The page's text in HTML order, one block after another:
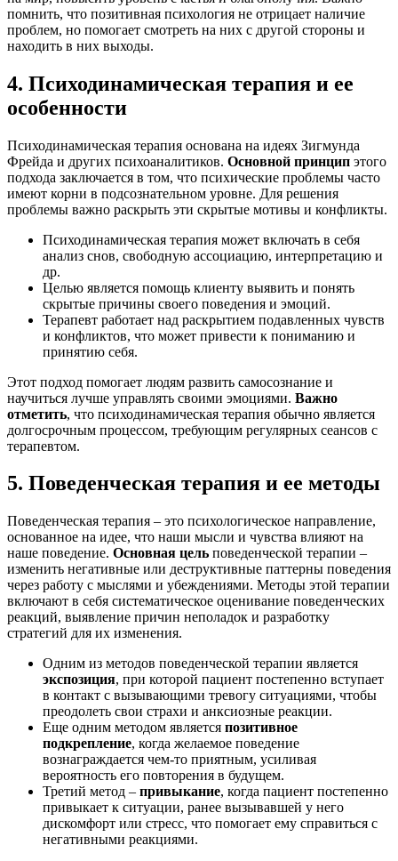
помнить, что позитивная психология не отрицает наличие
проблем, но помогает смотреть на них с другой стороны и
находить в них выходы.
4. Психодинамическая терапия и ее
особенности
Психодинамическая терапия основана на идеях Зигмунда
Фрейда и других психоаналитиков. Основной принцип этого
подхода заключается в том, что психические проблемы часто
имеют корни в подсознательном уровне. Для решения
проблемы важно раскрыть эти скрытые мотивы и конфликты.
Психодинамическая терапия может включать в себя
анализ снов, свободную ассоциацию, интерпретацию и
др.
Целью является помощь клиенту выявить и понять
скрытые причины своего поведения и эмоций.
Терапевт работает над раскрытием подавленных чувств
и конфликтов, что может привести к пониманию и
принятию себя.
Этот подход помогает людям развить самосознание и
научиться лучше управлять своими эмоциями. Важно
отметить, что психодинамическая терапия обычно является
долгосрочным процессом, требующим регулярных сеансов с
терапевтом.
5. Поведенческая терапия и ее методы
Поведенческая терапия – это психологическое направление,
основанное на идее, что наши мысли и чувства влияют на
наше поведение. Основная цель поведенческой терапии –
изменить негативные или деструктивные паттерны поведения
через работу с мыслями и убеждениями. Методы этой терапии
включают в себя систематическое оценивание поведенческих
реакций, выявление причин неполадок и разработку
стратегий для их изменения.
Одним из методов поведенческой терапии является
экспозиция, при которой пациент постепенно вступает
в контакт с вызывающими тревогу ситуациями, чтобы
преодолеть свои страхи и анксиозные реакции.
Еще одним методом является позитивное
подкрепление, когда желаемое поведение
вознаграждается чем-то приятным, усиливая
вероятность его повторения в будущем.
Третий метод – привыкание, когда пациент постепенно
привыкает к ситуации, ранее вызывавшей у него
дискомфорт или стресс, что помогает ему справиться с
негативными реакциями.